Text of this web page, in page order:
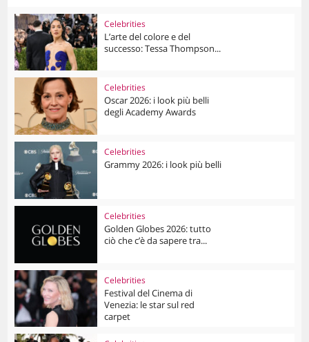
Celebrities
L’arte del colore e del
successo: Tessa Thompson...
Celebrities
Oscar 2026: i look più belli
degli Academy Awards
Celebrities
Grammy 2026: i look più belli
Celebrities
Golden Globes 2026: tutto
ciò che c’è da sapere tra...
Celebrities
Festival del Cinema di
Venezia: le star sul red
carpet